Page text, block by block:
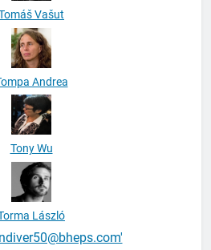
Tompa Andrea
Tony Wu
Torma László